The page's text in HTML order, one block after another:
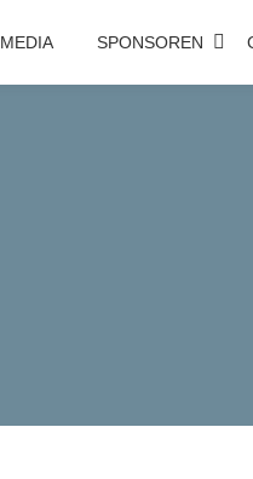
MEDIA SPONSOREN